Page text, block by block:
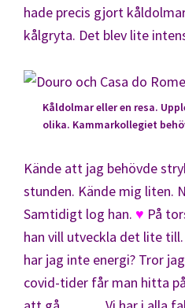
hade precis gjort
kålgryta. Det blev lite
Kåldolmar eller en resa.
olika. Kammarkollegiet
Kände att jag behövde
stunden. Kände mig liten.
Samtidigt log han. ♥ På
han vill utveckla det lite
har jag inte energi? Tror
covid-tider får man hitta